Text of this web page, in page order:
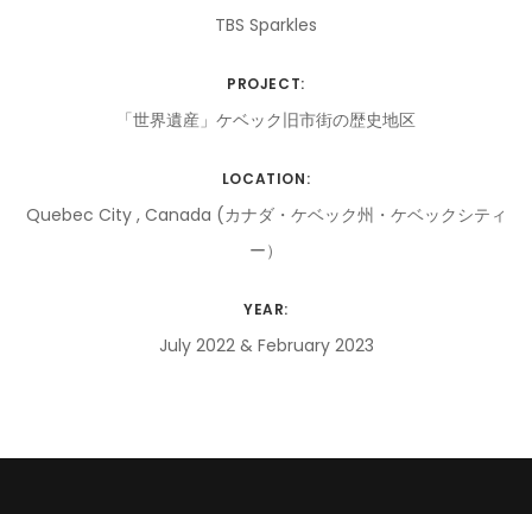
TBS Sparkles
PROJECT:
「世界遺産」ケベック旧市街の歴史地区
LOCATION:
Quebec City , Canada (カナダ・ケベック州・ケベックシティ
ー）
YEAR:
July 2022 & February 2023